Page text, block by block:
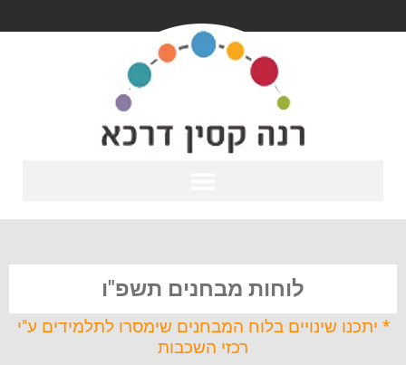
לוחות מבחנים תשפ"ו
* יתכנו שינויים בלוח המבחנים שימסרו לתלמידים ע"י
רכזי השכבות